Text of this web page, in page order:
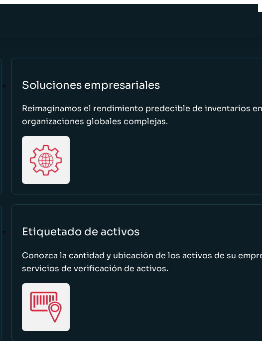
Soluciones empresariales
Reimaginamos el rendimiento predecible de inventarios en
organizaciones globales complejas.
Etiquetado de activos
Conozca la cantidad y ubicación de los activos de su
servicios de verificación de activos.